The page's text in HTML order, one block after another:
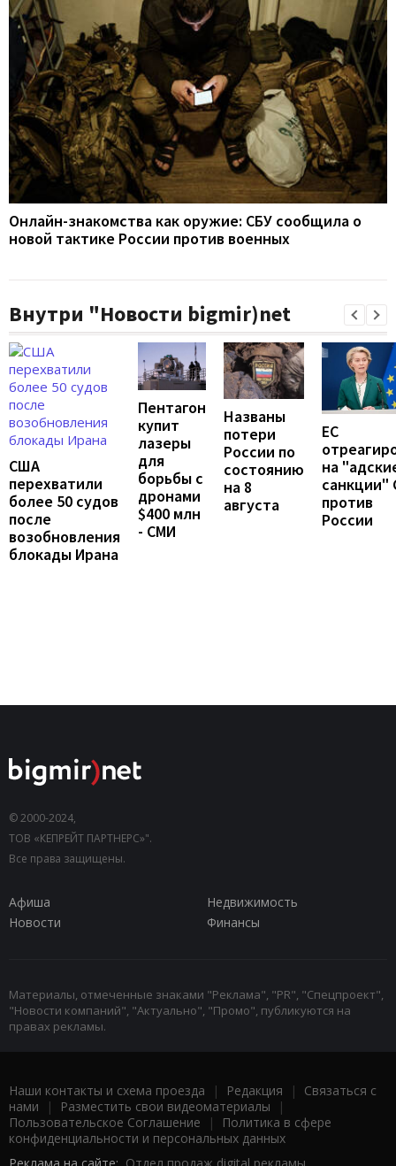
Онлайн-знакомства как оружие: СБУ сообщила о
новой тактике России против военных
Внутри "Новости bigmir)net
США
перехватили
более 50 судов
после
возобновления
блокады Ирана
Пентагон
купит
лазеры
для
борьбы с
дронами
$400 млн
- СМИ
Названы
потери
России по
состоянию
на 8
августа
ЕС
на
санкции"
против
России
© 2000-2024,
ТОВ «КЕПРЕЙТ ПАРТНЕРС»".
Все права защищены.
Афиша
Недвижимость
Новости
Финансы
Материалы, отмеченные знаками "Реклама", "PR", "Спецпроект",
"Новости компаний", "Актуально", "Промо", публикуются на
правах рекламы.
Наши контакты и схема проезда | Редакция | Связаться с
нами | Разместить свои видеоматериалы |
Пользовательское Соглашение |
Политика в сфере
конфиденциальности и персональных данных